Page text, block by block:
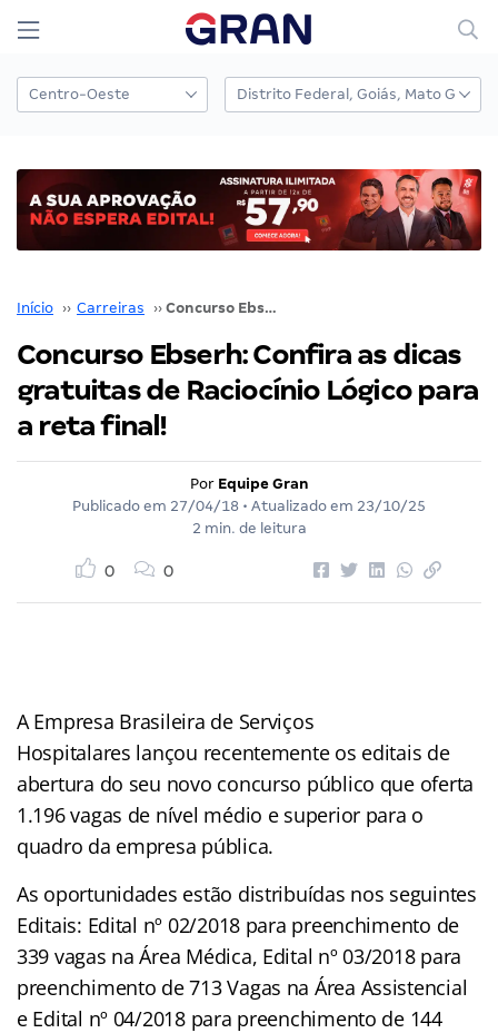
Início ›› Carreiras ›› Concurso Ebserh: Confira as dicas gratuitas de Raciocínio Lógico para a reta final!
Concurso Ebserh: Confira as dicas
gratuitas de Raciocínio Lógico para
a reta final!
Por Equipe Gran
Publicado em 27/04/18 • Atualizado em 23/10/25
2 min. de leitura
0 0
A Empresa Brasileira de Serviços
Hospitalares lançou recentemente os editais de
abertura do seu novo concurso público que oferta
1.196 vagas de nível médio e superior para o
quadro da empresa pública.
As oportunidades estão distribuídas nos seguintes
Editais: Edital nº 02/2018 para preenchimento de
339 vagas na Área Médica, Edital nº 03/2018 para
preenchimento de 713 Vagas na Área Assistencial
e Edital nº 04/2018 para preenchimento de 144